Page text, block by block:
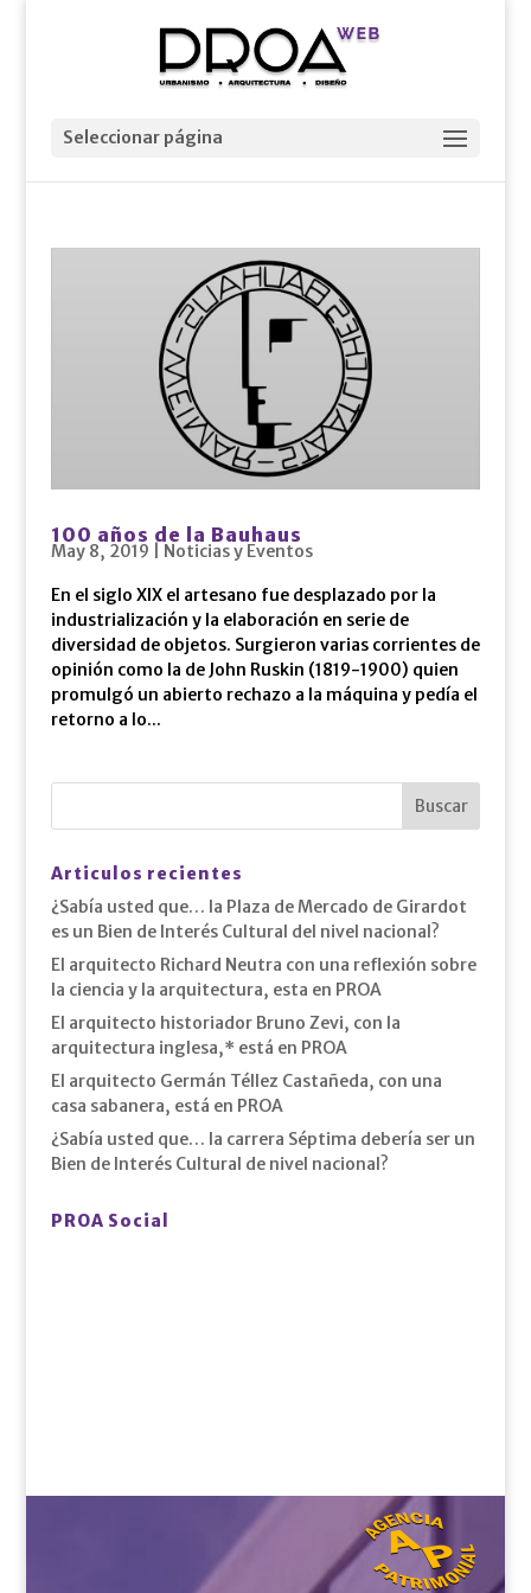
Seleccionar página
100 años de la Bauhaus
May 8, 2019 Noticias y Eventos
En el siglo XIX el artesano fue desplazado por la
industrialización y la elaboración en serie de
diversidad de objetos. Surgieron varias corrientes de
opinión como la de John Ruskin (1819-1900) quien
promulgó un abierto rechazo a la máquina y pedía el
retorno a lo...
Articulos recientes
¿Sabía usted que… la Plaza de Mercado de Girardot
es un Bien de Interés Cultural del nivel nacional?
El arquitecto Richard Neutra con una reflexión sobre
la ciencia y la arquitectura, esta en PROA
El arquitecto historiador Bruno Zevi, con la
arquitectura inglesa,* está en PROA
El arquitecto Germán Téllez Castañeda, con una
casa sabanera, está en PROA
¿Sabía usted que… la carrera Séptima debería ser un
Bien de Interés Cultural de nivel nacional?
PROA Social